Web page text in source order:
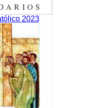
2023